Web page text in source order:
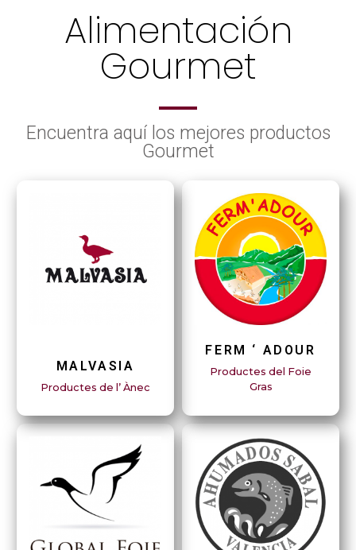
Alimentación
Gourmet
Encuentra aquí los mejores productos
Gourmet​
MALVASIA
Productes de l’ Ànec
FERM ‘ ADOUR
Productes del Foie
Gras